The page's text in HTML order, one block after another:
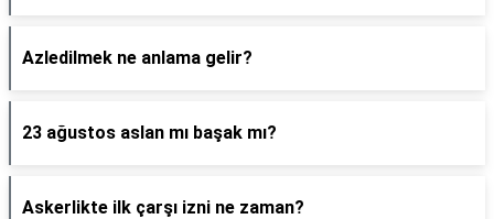
Azledilmek ne anlama gelir?
23 ağustos aslan mı başak mı?
Askerlikte ilk çarşı izni ne zaman?